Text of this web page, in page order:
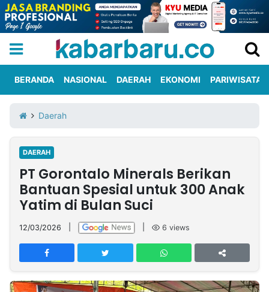
Iklan
Berita
Kami
Nasional
International
Olahraga
Entertainment
Daerah
Pariwisata
Kuliner
Kolom
Network
PT
TREETAN
INDONESIA
BERANDA NASIONAL DAERAH EKONOMI PARIWISATA
Daerah
DAERAH
PT Gorontalo Minerals Berikan
Bantuan Spesial untuk 300 Anak
Yatim di Bulan Suci
12/03/2026 6 views